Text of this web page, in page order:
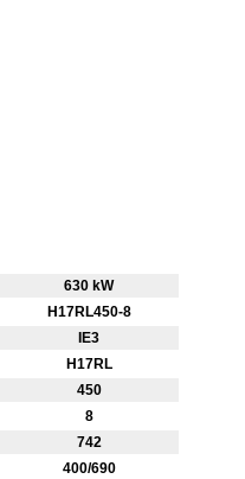
630 kW
H17RL450-8
IE3
H17RL
450
8
742
400/690